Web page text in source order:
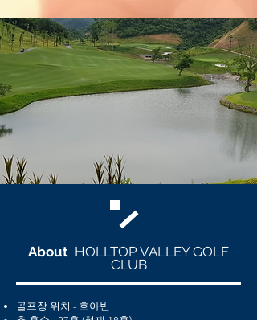
About HOLLTOP VALLEY GOLF
CLUB
골프장 위치 - 호아빈